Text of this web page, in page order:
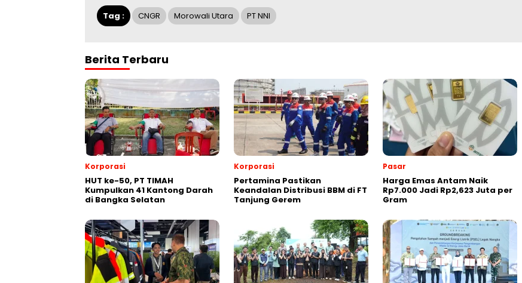
Tag : CNGR Morowali Utara PT NNI
Berita Terbaru
Korporasi
HUT ke-50, PT TIMAH
Kumpulkan 41 Kantong Darah
di Bangka Selatan
Korporasi
Pertamina Pastikan
Keandalan Distribusi BBM di FT
Tanjung Gerem
Pasar
Harga Emas Antam Naik
Rp7.000 Jadi Rp2,623 Juta per
Gram